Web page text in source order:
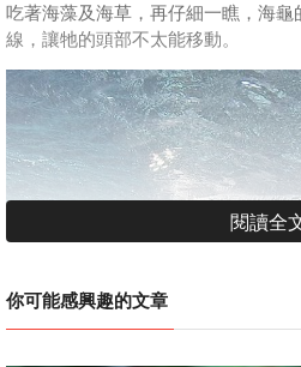
吃著海藻及海草，再仔細一瞧，海龜
線，讓牠的頭部不太能移動。
閱讀全
你可能感興趣的文章